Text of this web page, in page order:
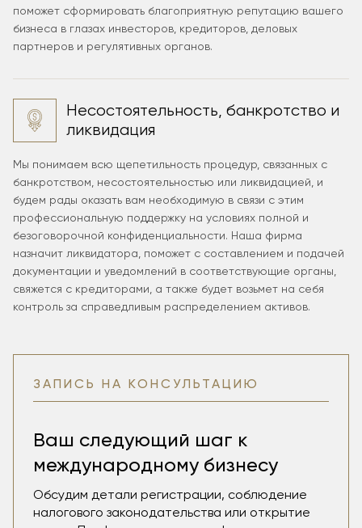
поможет сформировать благоприятную репутацию вашего
бизнеса в глазах инвесторов, кредиторов, деловых
партнеров и регулятивных органов.
Несостоятельность, банкротство и
ликвидация
Мы понимаем всю щепетильность процедур, связанных с
банкротством, несостоятельностью или ликвидацией, и
будем рады оказать вам необходимую в связи с этим
профессиональную поддержку на условиях полной и
безоговорочной конфиденциальности. Наша фирма
назначит ликвидатора, поможет с составлением и подачей
документации и уведомлений в соответствующие органы,
свяжется с кредиторами, а также будет возьмет на себя
контроль за справедливым распределением активов.
ЗАПИСЬ НА КОНСУЛЬТАЦИЮ
Ваш следующий шаг к
международному бизнесу
Обсудим детали регистрации, соблюдение
налогового законодательства или открытие